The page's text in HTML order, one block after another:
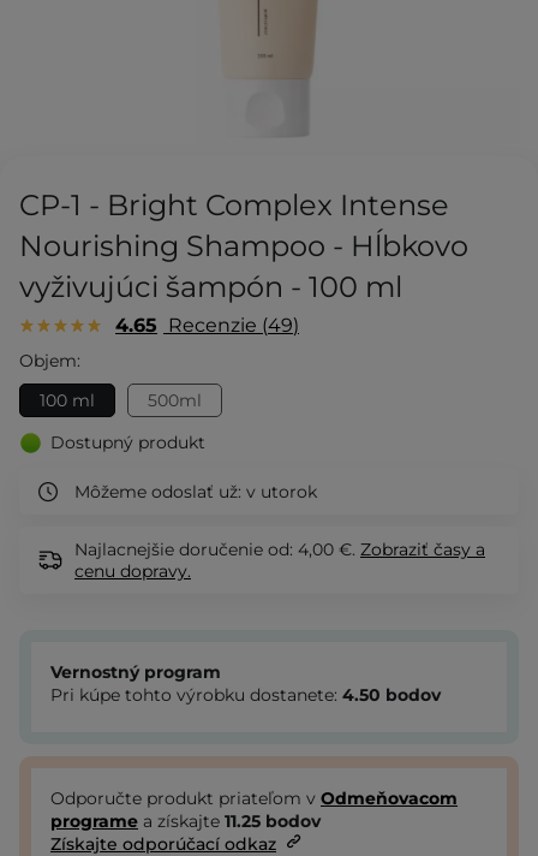
CP-1 - Bright Complex Intense
Nourishing Shampoo - Hĺbkovo
vyživujúci šampón - 100 ml
4.65 Recenzie 49
Objem:
100 ml
500ml
Dostupný produkt
Môžeme odoslať už: v utorok
Najlacnejšie doručenie od: 4,00 €. Zobraziť časy a
cenu dopravy.
Vernostný program
Pri kúpe tohto výrobku dostanete: 4.50 bodov
Odporučte produkt priateľom v Odmeňovacom
programe a získajte 11.25 bodov
Získajte odporúčací odkaz